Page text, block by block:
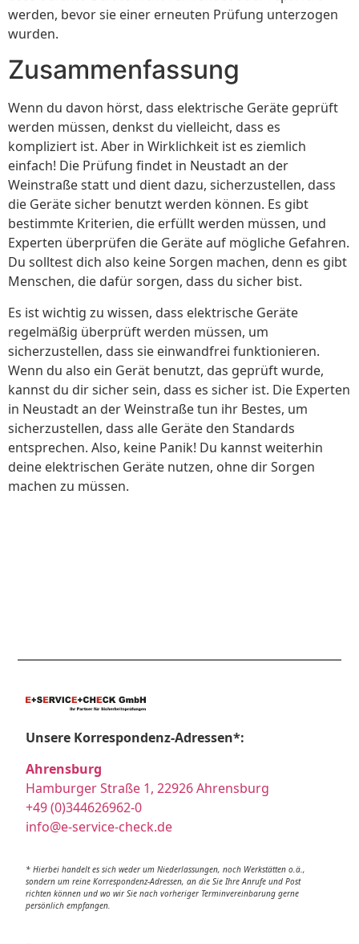
werden, bevor sie einer erneuten Prüfung unterzogen
wurden.
Zusammenfassung
Wenn du davon hörst, dass elektrische Geräte geprüft
werden müssen, denkst du vielleicht, dass es
kompliziert ist. Aber in Wirklichkeit ist es ziemlich
einfach! Die Prüfung findet in Neustadt an der
Weinstraße statt und dient dazu, sicherzustellen, dass
die Geräte sicher benutzt werden können. Es gibt
bestimmte Kriterien, die erfüllt werden müssen, und
Experten überprüfen die Geräte auf mögliche Gefahren.
Du solltest dich also keine Sorgen machen, denn es gibt
Menschen, die dafür sorgen, dass du sicher bist.
Es ist wichtig zu wissen, dass elektrische Geräte
regelmäßig überprüft werden müssen, um
sicherzustellen, dass sie einwandfrei funktionieren.
Wenn du also ein Gerät benutzt, das geprüft wurde,
kannst du dir sicher sein, dass es sicher ist. Die Experten
in Neustadt an der Weinstraße tun ihr Bestes, um
sicherzustellen, dass alle Geräte den Standards
entsprechen. Also, keine Panik! Du kannst weiterhin
deine elektrischen Geräte nutzen, ohne dir Sorgen
machen zu müssen.
Unsere Korrespondenz-Adressen*:
Ahrensburg
Hamburger Straße 1, 22926 Ahrensburg
+49 (0)344626962-0
info@e-service-check.de
* Hierbei handelt es sich weder um Niederlassungen, noch Werkstätten o.ä.,
sondern um reine Korrespondenz-Adressen, an die Sie Ihre Anrufe und Post
richten können und wo wir Sie nach vorheriger Terminvereinbarung gerne
persönlich empfangen.